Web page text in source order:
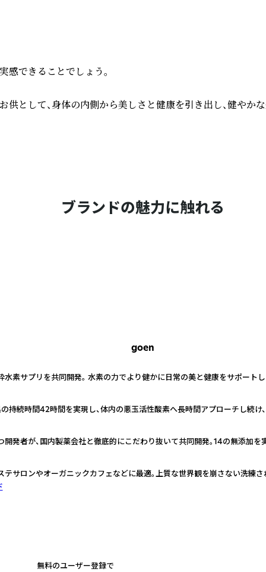
感できることでしょう。
として、身体の内側から美しさと健康を引き出し、健やか
ブランドの魅力に触れる
goen
水素サプリを共同開発。 水素の力でより健かに日常の美と健康をサポー
持続時間42時間を実現し、体内の悪玉活性酸素へ長時間アプローチし続け
発者が、国内製薬会社と徹底的にこだわり抜いて共同開発。14の無添加を
サロンやオーガニックカフェなどに最適。上質な世界観を崩さない洗練さ
無料のユーザー登録で